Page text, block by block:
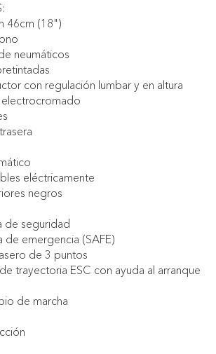
46cm (18")
neumáticos
con regulación lumbar y en altura
eléctricamente
negros
de seguridad
de emergencia (SAFE)
de 3 puntos
trayectoria ESC con ayuda al arranque
de marcha